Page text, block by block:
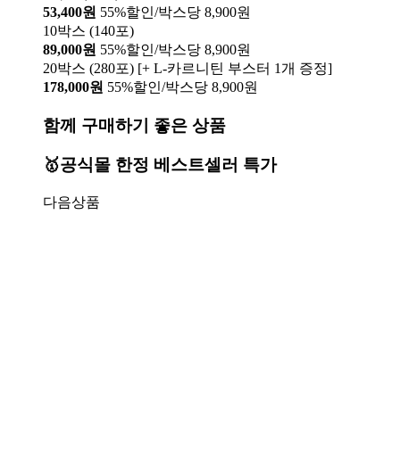
53,400원 55%할인/박스당 8,900원
10박스 (140포)
89,000원 55%할인/박스당 8,900원
20박스 (280포) [+ L-카르니틴 부스터 1개 증정]
178,000원 55%할인/박스당 8,900원
함께 구매하기 좋은 상품
🥇공식몰 한정 베스트셀러 특가
다음상품